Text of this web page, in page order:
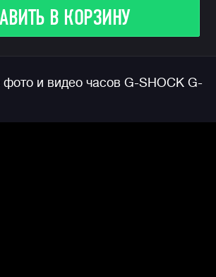
языка в названиях дней
подсветку с
в полторы или три
таймер с шагом в 1
функционал мирового
В КОРЗИНУ
и видео часов G-SHOCK G-